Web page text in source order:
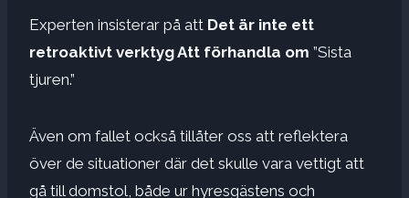
Experten insisterar på att Det är inte ett
retroaktivt verktygAtt förhandla om ”Sista
tjuren.”
Även om fallet också tillåter oss att reflektera
över de situationer där det skulle vara vettigt att
gå till domstol, både ur hyresgästens och